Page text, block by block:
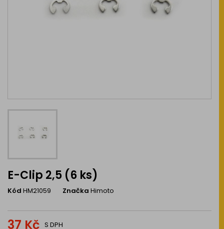
E-Clip 2,5 (6 ks)
Kód HM21059 Značka Himoto
37 Kč S DPH